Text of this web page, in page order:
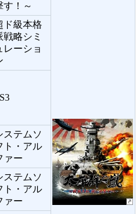
す！～
ド級本格
戦略シミ
レーショ
ステムソ
ト・アル
ァー
ステムソ
ト・アル
ァー